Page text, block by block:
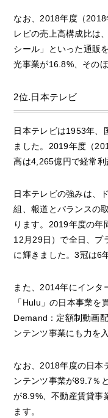
なお、2018年度（
レビの売上高構成比は
シール」といった通販
光事業が16.8%、その
2位.日本テレビ
日本テレビは1953年、
ました。2019年度（
高は4,265億円で経常利
日本テレビの強みは、
組、報道とバランスの
ります。2019年度の
12月29日）で全日、プ
に輝きました。3冠は6
また、2014年にインタ
「Hulu」の日本事業
Demand：定額制動画
ンテンツ事業にも力を
なお、2018年度の日本
ンテンツ事業が89.7％
が8.9%、不動産賃貸事
ます。